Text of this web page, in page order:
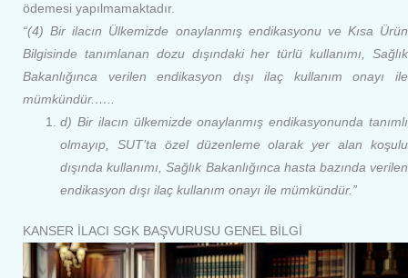
ödemesi yapılmamaktadır.
“(4) Bir ilacın Ülkemizde onaylanmış endikasyonu ve Kısa Ürün
Bilgisinde tanımlanan dozu dışındaki her türlü kullanımı, Sağlık
Bakanlığınca verilen endikasyon dışı ilaç kullanım onayı ile
mümkündür.…..
d) Bir ilacın ülkemizde onaylanmış endikasyonunda tanımlı
olmayıp, SUT’ta özel düzenleme olarak yer alan koşulu
dışında kullanımı, Sağlık Bakanlığınca hasta bazında verilen
endikasyon dışı ilaç kullanım onayı ile mümkündür.”
KANSER İLACI SGK BAŞVURUSU GENEL BİLGİ